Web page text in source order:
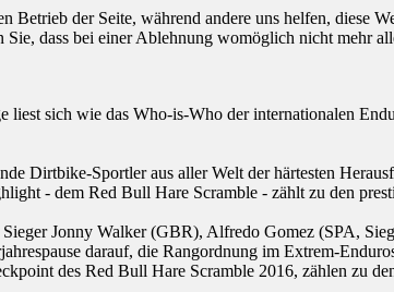
sich wie das Who-is-Who der internationalen
Dirtbike-Sportler aus aller Welt der härtesten
- dem Red Bull Hare Scramble - zählt zu den
Jonny Walker (GBR), Alfredo Gomez (SPA,
darauf, die Rangordnung im Extrem-
des Red Bull Hare Scramble 2016, zählen zu
der Seite, während andere uns helfen, diese
dass bei einer Ablehnung womöglich nicht mehr